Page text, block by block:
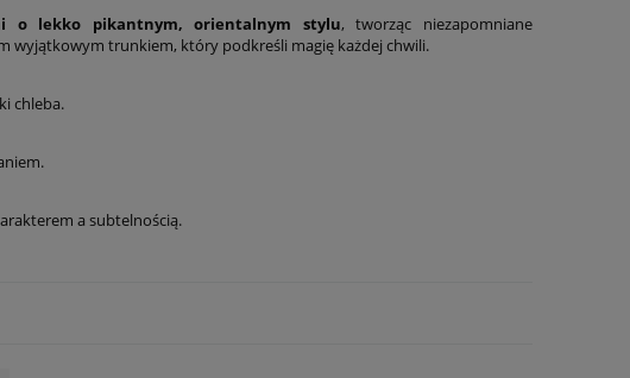
o lekko pikantnym, orientalnym stylu, tworząc niezapomniane
wyjątkowym trunkiem, który podkreśli magię każdej chwili.
chleba.
a subtelnością.